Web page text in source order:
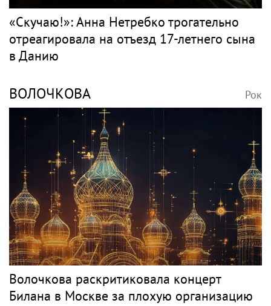
«Скучаю!»: Анна Нетребко трогательно
отреагировала на отъезд 17-летнего сына
в Данию
ВОЛОЧКОВА Рок
Волочкова раскритиковала концерт
Билана в Москве за плохую организацию